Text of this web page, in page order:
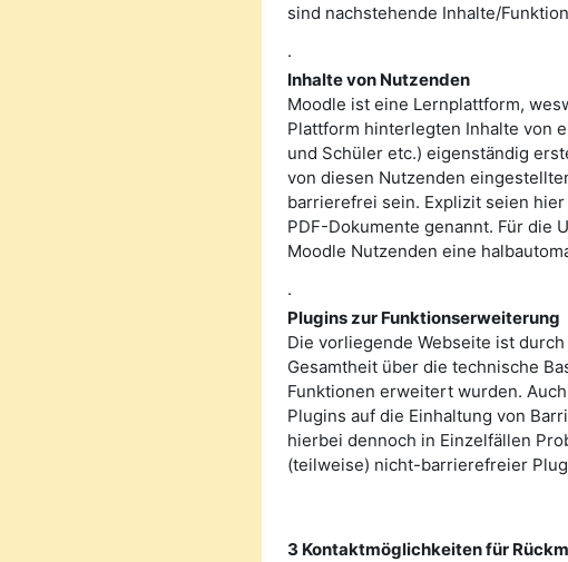
sind nachstehende Inhalte/
·
Inhalte von Nutzenden
Moodle ist eine Lernplattform,
Plattform hinterlegten Inhalte von
und Schüler etc.) eigenständig
von diesen Nutzenden
barrierefrei sein. Explizit seien
PDF-Dokumente genannt. Für die
Moodle Nutzenden eine
·
Plugins zur Funktionserweiterung
Die vorliegende Webseite ist
Gesamtheit über die technische
Funktionen erweitert wurden.
Plugins auf die Einhaltung von
hierbei dennoch in Einzelfällen
(teilweise) nicht-barrierefreier
3 Kontaktmöglichkeiten für